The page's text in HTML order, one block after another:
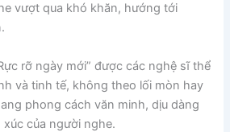
vượt qua khó khăn, hướng tới
rỡ ngày mới” được các nghệ sĩ thể
và tinh tế, không theo lối mòn hay
phong cách văn minh, dịu dàng
của người nghe.